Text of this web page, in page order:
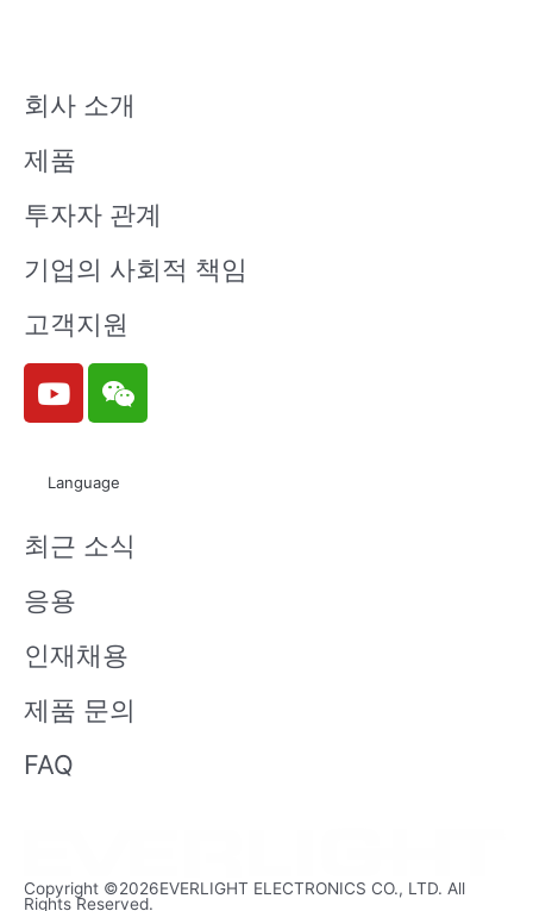
회사 소개
제품
투자자 관계
기업의 사회적 책임
고객지원
Y
o
u
e
W
e
i
n
Language
최근 소식
응용
인재채용
제품 문의
FAQ
Copyright ©2026EVERLIGHT ELECTRONICS CO., LTD. All
Rights Reserved.